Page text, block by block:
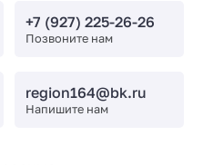
+7 (927) 225-26-26
Позвоните нам
region164@bk.ru
Напишите нам